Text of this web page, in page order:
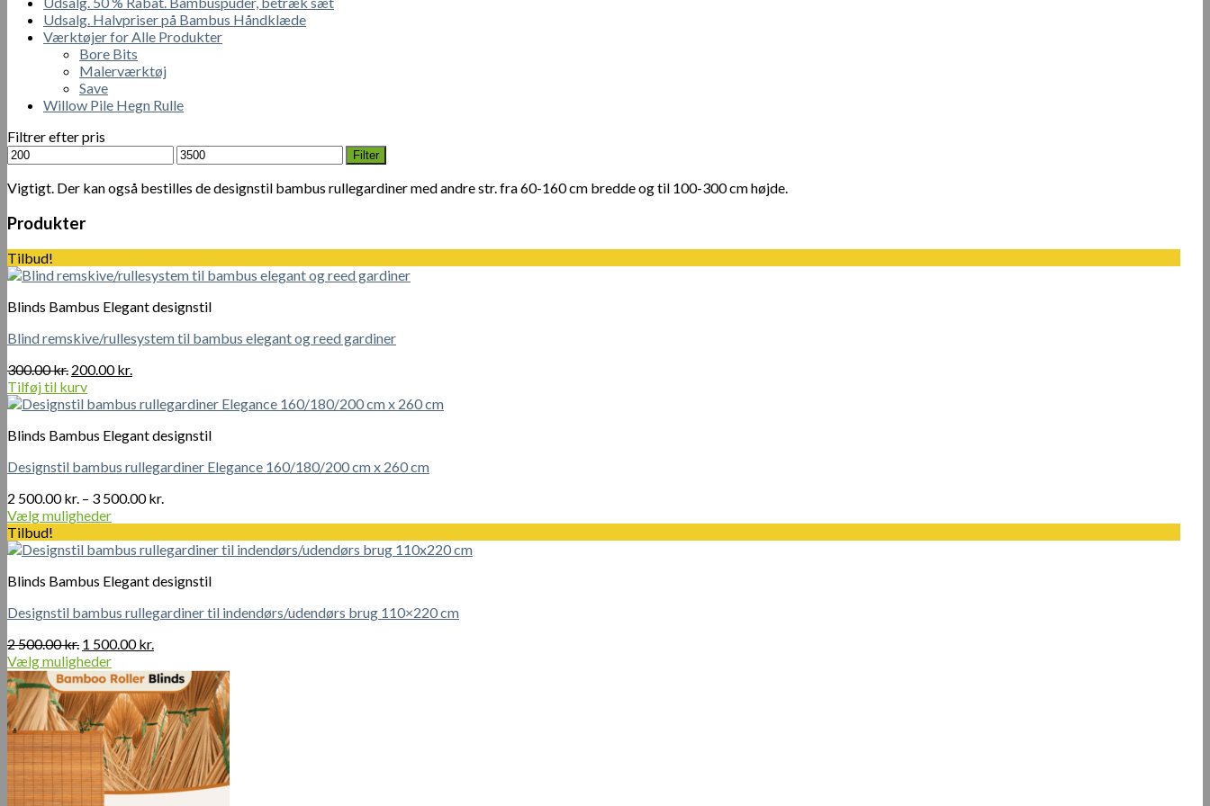
Udsalg. Halvpriser på Bambus Håndklæde
Værktøjer for Alle Produkter
Bore Bits
Malerværktøj
Save
Willow Pile Hegn Rulle
Filtrer efter pris
Mindste
pris
Højeste
pris
Filter
Vigtigt. Der kan også bestilles de designstil bambus rullegardiner med andre str. fra 60-160 cm bredde og til 100-300 cm højde.
Produkter
Tilbud!
Blinds Bambus Elegant designstil
Blind remskive/rullesystem til bambus elegant og reed gardiner
300.00kr. Den
oprindelige
pris
300.00 kr..
200.00kr.
pris
200.00 kr..
Tilføj til kurv
Blinds Bambus Elegant designstil
Designstil bambus rullegardiner Elegance 160/180/200 cm x 260 cm
2 500.00kr. – 3 500.00kr.
til
500.00 kr.
Vælg muligheder
Dette
vare
flere
Mulighederne
vælges
på
varesiden
Tilbud!
Blinds Bambus Elegant designstil
Designstil bambus rullegardiner til indendørs/udendørs brug 110×220 cm
2 500.00kr. Den
oprindelige
pris
var:
2
500.00 kr..
1 500.00kr.
pris
er:
1
500.00 kr..
Vælg muligheder
Dette
vare
har
flere
varianter.
Mulighederne
kan
vælges